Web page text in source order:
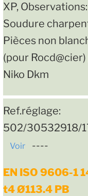
XP, Observations:
Soudure
Pièces non
(pour Rocd@cier)
Niko Dkm
Ref.réglage:
502/30532918/
Voir ----
EN ISO 9606-1
t4 Ø113.4 PB